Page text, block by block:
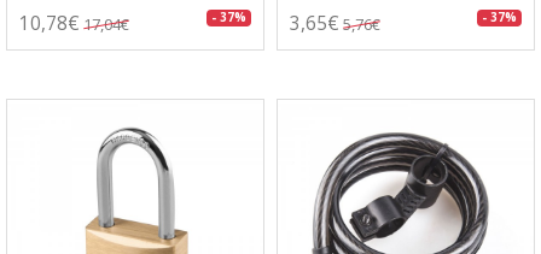
10,78€ 17,04€ - 37% 3,65€ 5,76€ - 37%